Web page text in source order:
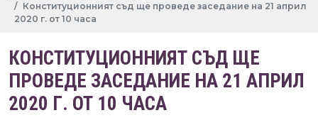
Конституционният съд ще проведе заседание на 21 април
2020 г. от 10 часа
КОНСТИТУЦИОННИЯТ СЪД ЩЕ
ПРОВЕДЕ ЗАСЕДАНИЕ НА 21 АПРИЛ
2020 Г. ОТ 10 ЧАСА